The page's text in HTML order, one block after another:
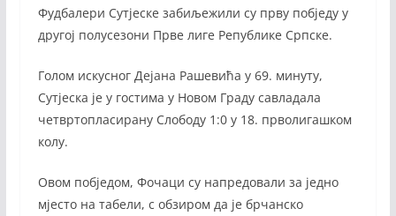
Фудбалери Сутјеске забиљежили су прву побједу у
другој полусезони Прве лиге Републике Српске.
Голом искусног Дејана Рашевића у 69. минуту,
Сутјеска је у гостима у Новом Граду савладала
четвртопласирану Слободу 1:0 у 18. прволигашком
колу.
Овом побједом, Фочаци су напредовали за једно
мјесто на табели, с обзиром да је брчанско